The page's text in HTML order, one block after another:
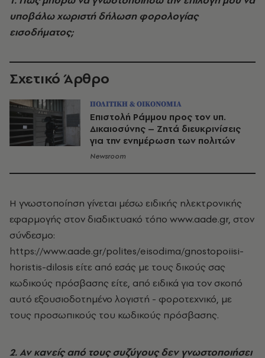
υποβάλω χωριστή δήλωση φορολογίας
εισοδήματος;
Σχετικό Άρθρο
ΠΟΛΙΤΙΚΗ & ΟΙΚΟΝΟΜΙΑ
Επιστολή Ράμμου προς τον υπ.
Δικαιοσύνης – Ζητά διευκρινίσεις
για την ενημέρωση των πολιτών
Newsroom
Η γνωστοποίηση γίνεται μέσω ειδικής ηλεκτρονικής
εφαρμογής στον διαδικτυακό τόπο www.aade.gr, στον
σύνδεσμο:
https://www.aade.gr/polites/eisodima/gnostopoiisi-
horistis-dilosis είτε από εσάς με τους δικούς σας
κωδικούς πρόσβασης είτε, από ειδικά για τον σκοπό
αυτό εξουσιοδοτημένο λογιστή - φοροτεχνικό, με
τους προσωπικούς του κωδικούς πρόσβασης.
2. Αν κανείς από τους συζύγους δεν γνωστοποιήσει